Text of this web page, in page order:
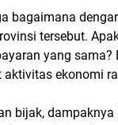
bagaimana
tersebut.
yang
ekonomi
bijak,